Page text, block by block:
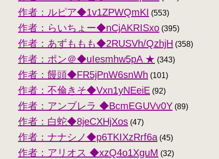
作者：ルピア◆1v1ZPWQmKI (553)
作者：らいちょー◆nCjAKRISxo (395)
作者：あずももも◆2RUSVh/QzhjH (358)
作者：ポン＠◆uIesmhw5pA ★ (343)
作者：饅頭◆FR5jPnW6snWh (101)
作者：不倫きそ◆Vxn1yNEeiE (92)
作者：アンブレラ ◆BcmEGUVv0Y (89)
作者：白蛇◆8jeCXHjXos (47)
作者：ナナシノ◆p6TKIXzRrf6a (45)
作者：アリオス ◆xzQ4o1XguM (32)